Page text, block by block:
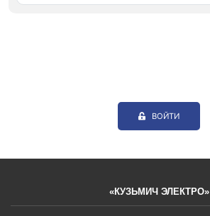
ВОЙТИ
«КУЗЬМИЧ ЭЛЕКТРО»